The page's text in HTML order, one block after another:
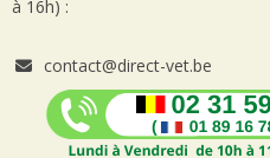
à 16h) :
contact@direct-vet.be